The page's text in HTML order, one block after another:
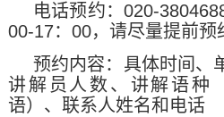
电话预约：020-
00-17：00，请尽量提前预
预约内容：具体时间、
讲解员人数、讲解语种
语）、联系人姓名和电话